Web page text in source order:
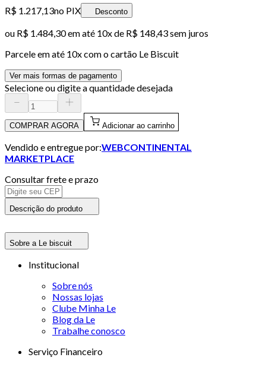
R$ 1.217,13no PIX Desconto
ou R$ 1.484,30em até 10x de R$ 148,43 sem juros
Parcele em até 10x com o cartão Le Biscuit
Ver mais formas de pagamento
Selecione ou digite a quantidade desejada
COMPRAR AGORA Adicionar ao carrinho
Vendido e entregue por:WEBCONTINENTAL
MARKETPLACE
Consultar frete e prazo
Descrição do produto
Sobre a Le biscuit
Institucional
Sobre nós
Nossas lojas
Clube Minha Le
Blog da Le
Trabalhe conosco
Serviço Financeiro